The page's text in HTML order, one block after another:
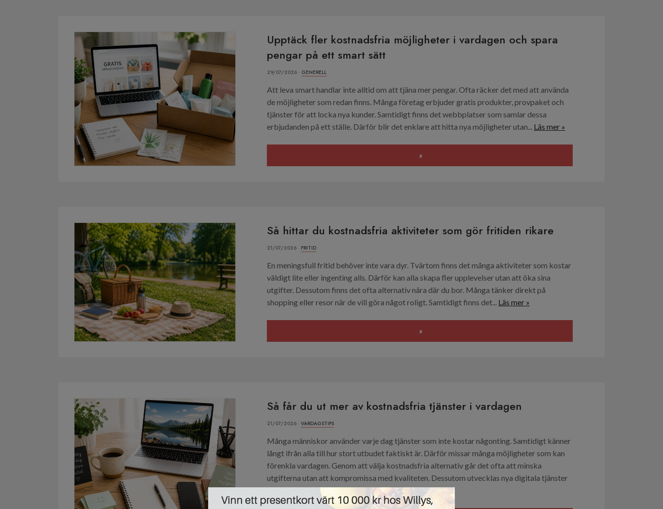
Upptäck fler kostnadsfria möjligheter i vardagen och spara
pengar på ett smart sätt
29/07/2026 · GENERELL
Att leva smart handlar inte alltid om att tjäna mer pengar. Ofta räcker det med att använda
de möjligheter som redan finns. Många företag erbjuder gratis produkter, provpaket och
tjänster för att locka nya kunder. Samtidigt finns det webbplatser som samlar dessa
erbjudanden på ett ställe. Därför blir det enklare att hitta nya möjligheter utan... Läs mer »
»
Så hittar du kostnadsfria aktiviteter som gör fritiden rikare
21/07/2026 · FRITID
En meningsfull fritid behöver inte vara dyr. Tvärtom finns det många aktiviteter som kostar
väldigt lite eller ingenting alls. Därför kan alla skapa fler upplevelser utan att öka sina
utgifter. Dessutom finns det ofta alternativ nära där du bor. Många tänker direkt på
shopping eller resor när de vill göra något roligt. Samtidigt finns det... Läs mer »
»
Så får du ut mer av kostnadsfria tjänster i vardagen
21/07/2026 · VARDAGSTIPS
Många människor använder varje dag tjänster som inte kostar någonting. Samtidigt känner
långt ifrån alla till hur stort utbudet faktiskt är. Därför missar många möjligheter som kan
förenkla vardagen. Genom att välja kostnadsfria alternativ går det ofta att minska
utgifterna utan att kompromissa med kvaliteten. Dessutom utvecklas nya digitala tjänster
hela tiden. Därför blir utbudet...Läs mer »